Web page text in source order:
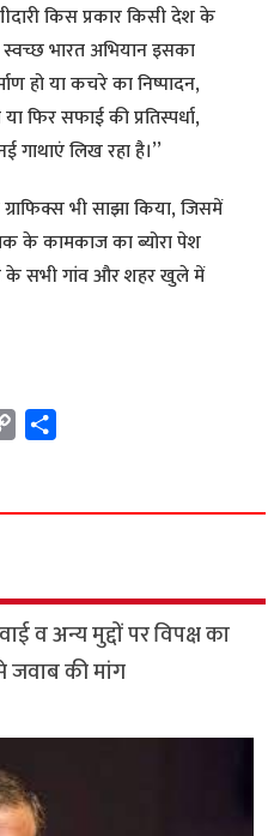
किस प्रकार किसी देश के
भारत अभियान इसका
हो या कचरे का निष्पादन,
फिर सफाई की प्रतिस्पर्धा,
लिख रहा है।’’
भी साझा किया, जिसमें
के कामकाज का ब्योरा पेश
के सभी गांव और शहर खुले में
y
n
k
r
व अन्य मुद्दों पर विपक्ष का
जवाब की मांग